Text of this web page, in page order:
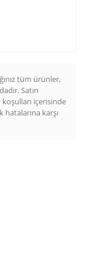
tüm ürünler,
Satın
koşulları içerisinde
hatalarına karşı